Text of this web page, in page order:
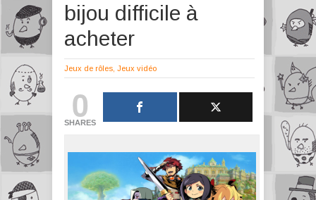
bijou difficile à
acheter
Jeux de rôles Jeux vidéo
0
SHARES